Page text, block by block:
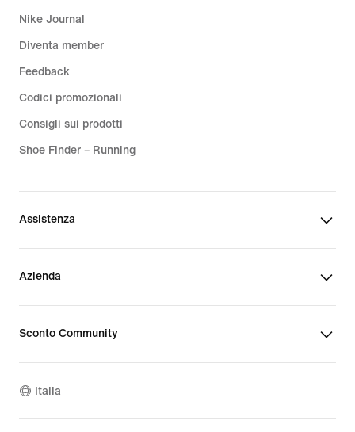
Nike Journal
Diventa member
Feedback
Codici promozionali
Consigli sui prodotti
Shoe Finder – Running
Assistenza
Azienda
Sconto Community
Italia